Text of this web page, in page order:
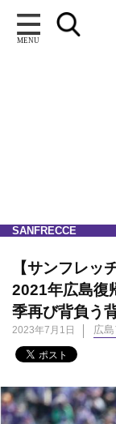
MENU
SANFRECCE
【サンフレッ
2021年広島復
季再び背負う
2023年7月1日 広